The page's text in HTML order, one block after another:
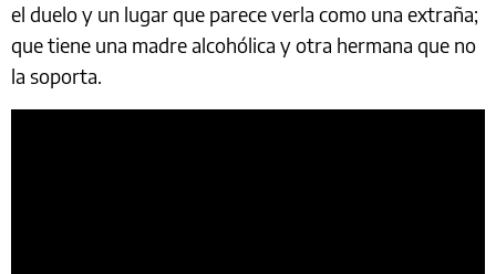
el duelo y un lugar que parece verla como una extraña;
que tiene una madre alcohólica y otra hermana que no
la soporta.